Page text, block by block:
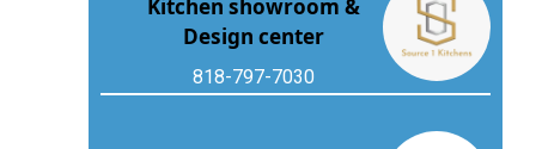
Kitchen showroom &
Design center
818-797-7030